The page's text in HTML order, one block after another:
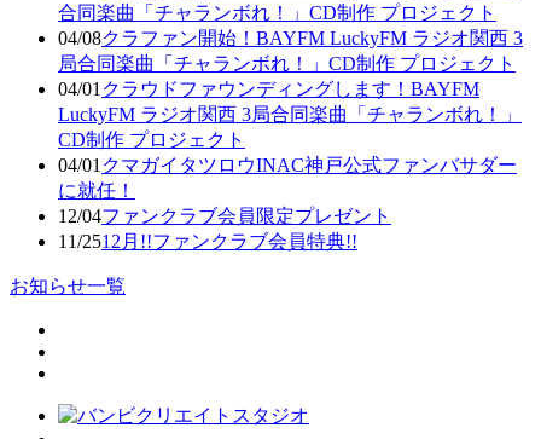
合同楽曲「チャランボれ！」CD制作 プロジェクト
04/08クラファン開始！BAYFM LuckyFM ラジオ関西 3
局合同楽曲「チャランボれ！」CD制作 プロジェクト
04/01 クラウドファウンディングします！BAYFM
LuckyFM ラジオ関西 3局合同楽曲「チャランボれ！」
CD制作 プロジェクト
04/01 クマガイタツロウINAC神戸公式ファンバサダー
に就任！
12/04ファンクラブ会員限定プレゼント
11/2512月!!ファンクラブ会員特典!!
お知らせ一覧